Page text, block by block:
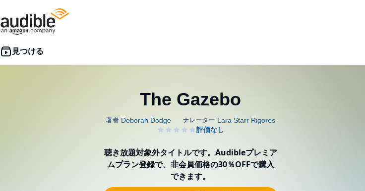
The Gazebo
聴き放題対象外タイトルです。Audibleプレミア
ムプラン登録で、非会員価格の30％OFFで購入
できます。